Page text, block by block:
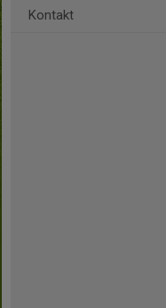
Kontakt